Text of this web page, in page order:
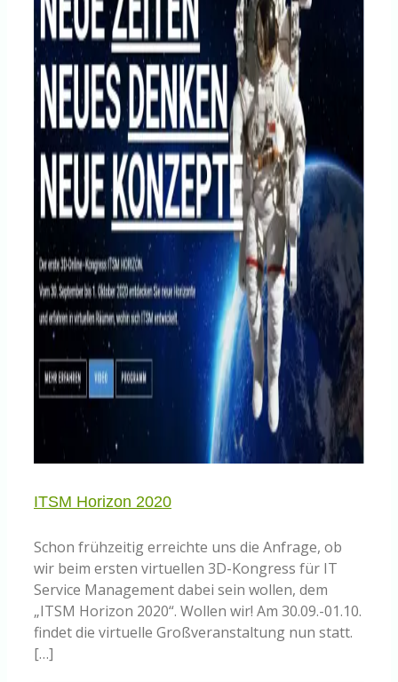
ITSM Horizon 2020
Schon frühzeitig erreichte uns die Anfrage, ob
wir beim ersten virtuellen 3D-Kongress für IT
Service Management dabei sein wollen, dem
„ITSM Horizon 2020“. Wollen wir! Am 30.09.-01.10.
findet die virtuelle Großveranstaltung nun statt.
[…]